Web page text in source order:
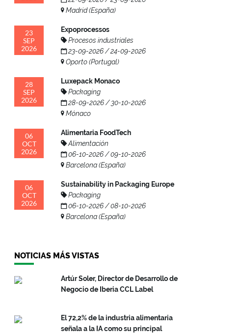
Madrid (España)
23
SEP
2026
Expoprocessos
Procesos industriales
23-09-2026 / 24-09-2026
Oporto (Portugal)
28
SEP
2026
Luxepack Monaco
Packaging
28-09-2026 / 30-10-2026
Mónaco
06
OCT
2026
Alimentaria FoodTech
Alimentación
06-10-2026 / 09-10-2026
Barcelona (España)
06
OCT
2026
Sustainability in Packaging Europe
Packaging
06-10-2026 / 08-10-2026
Barcelona (España)
NOTICIAS MÁS VISTAS
Artúr Soler, Director de Desarrollo de
Negocio de Iberia CCL Label
El 72,2% de la industria alimentaria
señala a la IA como su principal